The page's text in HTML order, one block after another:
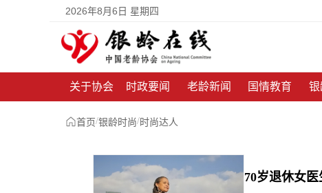
2026年8月6日 星期四
关于协会 时政要闻 老龄新闻 国情教育 银
首页/银龄时尚/时尚达人
70岁退休女